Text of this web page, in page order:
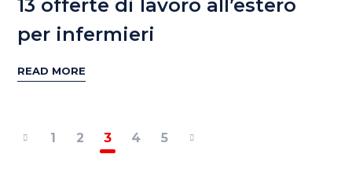
13 offerte di lavoro all’estero
per infermieri
READ MORE
1 2 3 4 5